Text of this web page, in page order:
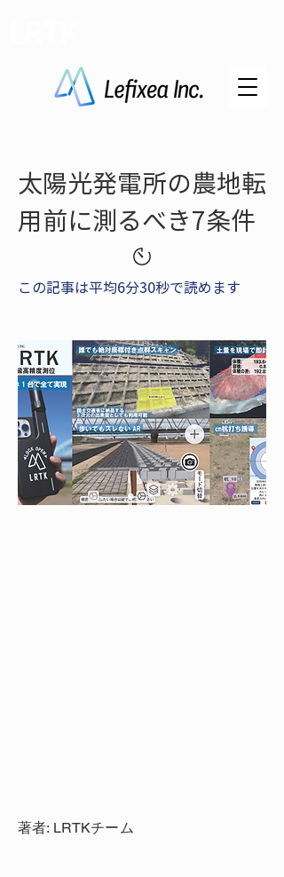
太陽光発電所の農地転
用前に測るべき7条件
この記事は平均6分30秒で読めます
著者: LRTKチーム